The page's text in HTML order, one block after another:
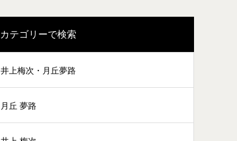
カテゴリーで検索
井上梅次・月丘夢路
月丘 夢路